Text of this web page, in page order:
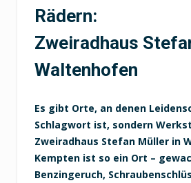
Rädern:
Zweiradhaus
Waltenhofen
Es gibt Orte, an denen
Schlagwort ist, sondern
Zweiradhaus Stefan Müller in
Kempten ist so ein Ort –
Benzingeruch,